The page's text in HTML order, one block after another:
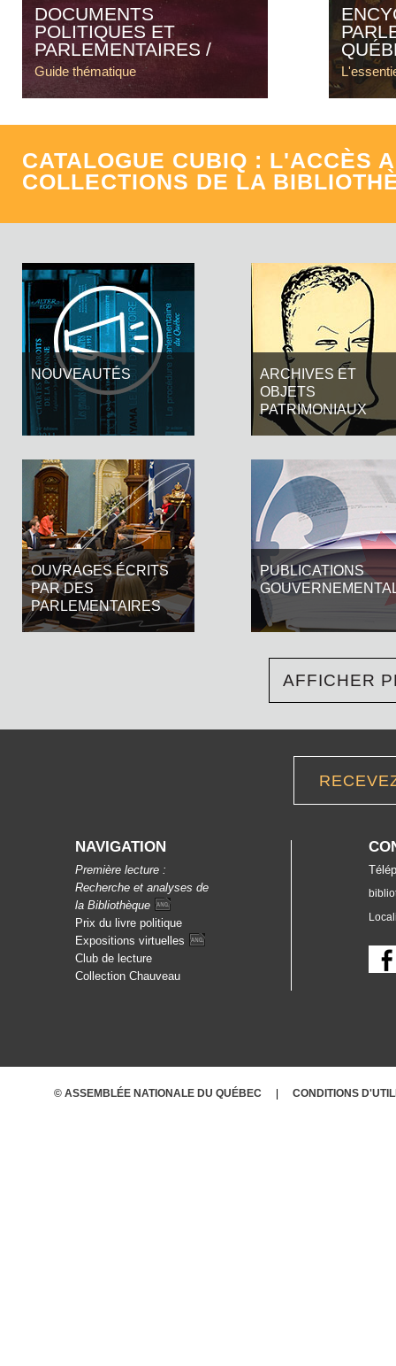
DOCUMENTS
POLITIQUES ET
PARLEMENTAIRES
Guide thématique
CATALOGUE CUBIQ : L'ACCÈS
COLLECTIONS DE LA
NOUVEAUTÉS
ARCHIVES ET
OBJETS
PATRIMONIAUX
OUVRAGES ÉCRITS
PAR DES
PARLEMENTAIRES
PUBLICATIONS
HISTOIRE RÉGIONALE
AFFICHER
NAVIGATION
Première lecture :
Recherche et analyses de
la Bibliothèque
Prix du livre politique
Expositions virtuelles
Club de lecture
Collection Chauveau
© ASSEMBLÉE NATIONALE DU QUÉBEC CONDITIONS